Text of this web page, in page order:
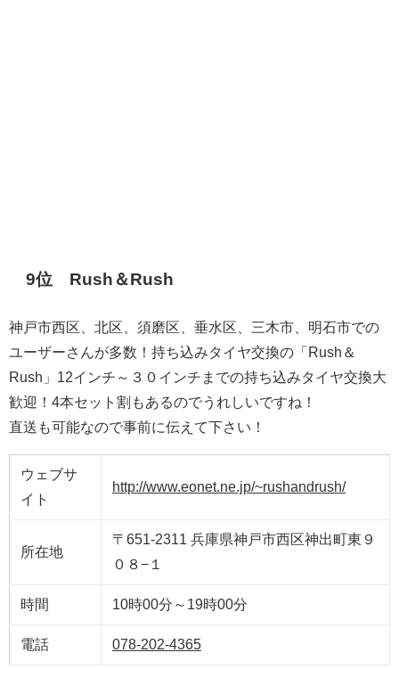
9位 Rush＆Rush
神戸市西区、北区、須磨区、垂水区、三木市、明石市での
ユーザーさんが多数！持ち込みタイヤ交換の「Rush＆
Rush」12インチ～３０インチまでの持ち込みタイヤ交換大
歓迎！4本セット割もあるのでうれしいですね！
直送も可能なので事前に伝えて下さい！
ウェブサ
イト
http://www.eonet.ne.jp/~rushandrush/
所在地
〒651-2311 兵庫県神戸市西区神出町東９
０８−１
時間 10時00分～19時00分
電話 078-202-4365